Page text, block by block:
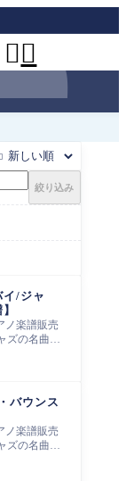


絞り込み
イ/ジャ
ノ楽譜販売
の名曲を
イム・ゴ
バウンス
ノ楽譜販売
の名曲を
・パーカ